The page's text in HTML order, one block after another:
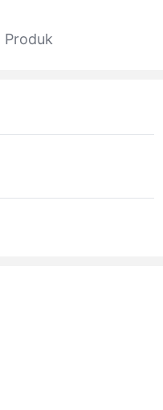
Produk